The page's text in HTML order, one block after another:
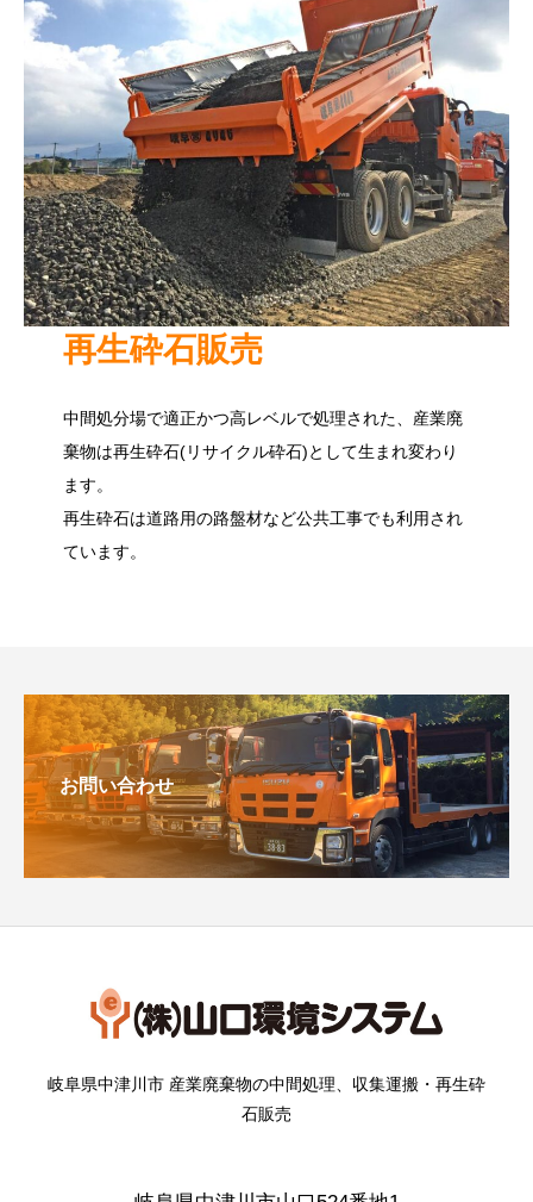
再生砕石販売
中間処分場で適正かつ高レベルで処理された、産業廃
棄物は再生砕石(リサイクル砕石)として生まれ変わり
ます。
再生砕石は道路用の路盤材など公共工事でも利用され
ています。
お問い合わせ
岐阜県中津川市 産業廃棄物の中間処理、収集運搬・再生砕
石販売